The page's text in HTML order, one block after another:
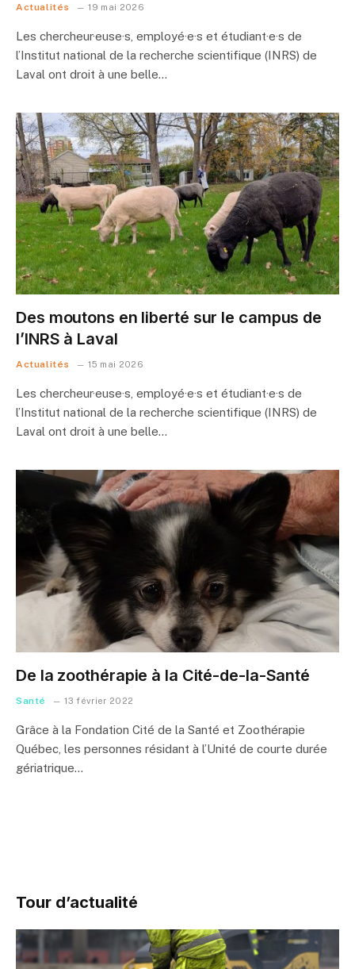
Actualités 19 mai 2026
Les chercheur·euse·s, employé·e·s et étudiant·e·s de
l’Institut national de la recherche scientifique (INRS) de
Laval ont droit à une belle…
Des moutons en liberté sur le campus de
l’INRS à Laval
Actualités 15 mai 2026
Les chercheur·euse·s, employé·e·s et étudiant·e·s de
l’Institut national de la recherche scientifique (INRS) de
Laval ont droit à une belle…
De la zoothérapie à la Cité-de-la-Santé
Santé 13 février 2022
Grâce à la Fondation Cité de la Santé et Zoothérapie
Québec, les personnes résidant à l’Unité de courte durée
gériatrique…
Tour d’actualité